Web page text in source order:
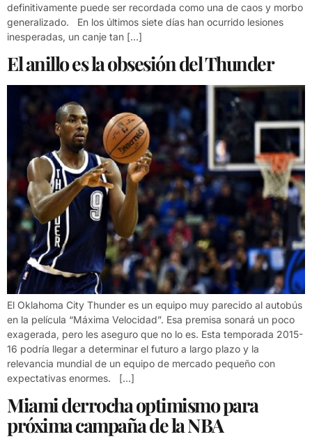
definitivamente puede ser recordada como una de caos y morbo
generalizado. En los últimos siete días han ocurrido lesiones
inesperadas, un canje tan […]
El anillo es la obsesión del Thunder
El Oklahoma City Thunder es un equipo muy parecido al autobús
en la película “Máxima Velocidad”. Esa premisa sonará un poco
exagerada, pero les aseguro que no lo es. Esta temporada 2015-
16 podría llegar a determinar el futuro a largo plazo y la
relevancia mundial de un equipo de mercado pequeño con
expectativas enormes. […]
Miami derrocha optimismo para
próxima campaña de la NBA